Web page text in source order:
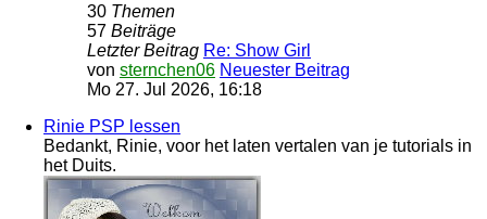
30 Themen
57 Beiträge
Letzter Beitrag Re: Show Girl
von sternchen06 Neuester Beitrag
Mo 27. Jul 2026, 16:18
Rinie PSP lessen
Bedankt, Rinie, voor het laten vertalen van je tutorials in
het Duits.